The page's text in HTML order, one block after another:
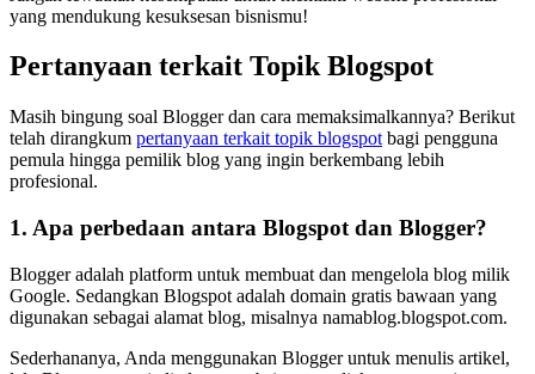
yang mendukung kesuksesan bisnismu!
Pertanyaan terkait Topik Blogspot
Masih bingung soal Blogger dan cara memaksimalkannya? Berikut
telah dirangkum pertanyaan terkait topik blogspot bagi pengguna
pemula hingga pemilik blog yang ingin berkembang lebih
profesional.
1. Apa perbedaan antara Blogspot dan Blogger?
Blogger adalah platform untuk membuat dan mengelola blog milik
Google. Sedangkan Blogspot adalah domain gratis bawaan yang
digunakan sebagai alamat blog, misalnya namablog.blogspot.com.
Sederhananya, Anda menggunakan Blogger untuk menulis artikel,